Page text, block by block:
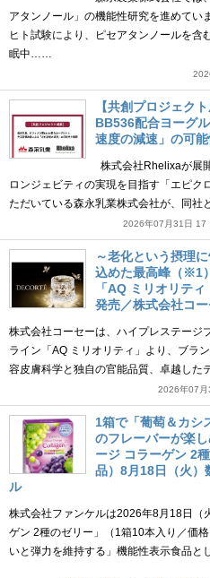
アタンノール」の機能性研究を進めてい
ヒト試験により、ピセアタンノールを
眠中……
【共創プロジェク
BB536配合ヨーグ
速度の減速」の可
株式会社Rhelixaが展
ロンジェビティの実現を目指す「エピ
ただいている森永乳業株式会社が、同
2026年07月31日 17
～老化という摂理
込めた最高峰（※1
「AQ ミリオリテ
発売／株式会社コ
株式会社コーセーは、ハイプレステージ
ライン「AQ ミリオリティ」より、ブラ
容皮膚科学と独自の官能品質、卓越し
2026年07
1箱で「葡萄＆カシ
のフレーバーが楽
ージ コラーゲン 2
品）8月18日（火）
ル
株式会社ファンケルは2026年8月18日（
ゲン 2種のゼリー」（1箱10本入り／価
いと弾力を維持する」機能性表示食品